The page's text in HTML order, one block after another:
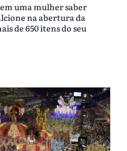
uma mulher saber
na abertura da
de 650 itens do seu